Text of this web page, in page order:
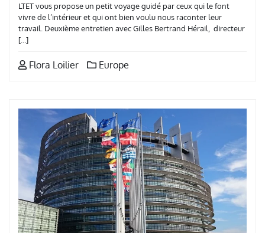
LTET vous propose un petit voyage guidé par ceux qui le font
vivre de l’intérieur et qui ont bien voulu nous raconter leur
travail. Deuxième entretien avec Gilles Bertrand Hérail, directeur
[…]
Flora Loilier Europe